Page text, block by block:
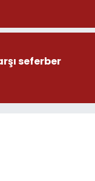
seferber